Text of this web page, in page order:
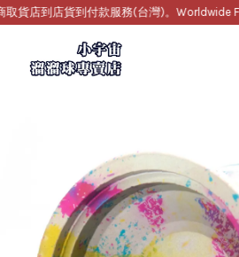
貨店到店貨到付款服務(台灣)。Worldwide